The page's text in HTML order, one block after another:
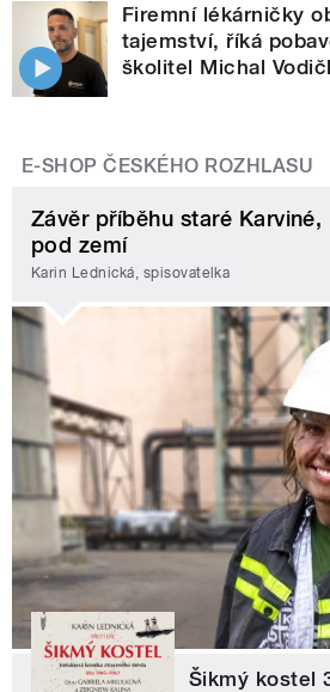
Firemní lékárničky
tajemství, říká
školitel Michal
E-SHOP ČESKÉHO ROZHLASU
Závěr příběhu staré
pod zemí
Karin Lednická, spisovatelka
Šikmý kostel